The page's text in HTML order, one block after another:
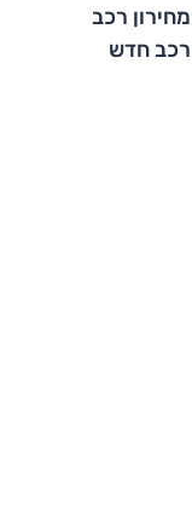
מחירון רכב
רכב חדש